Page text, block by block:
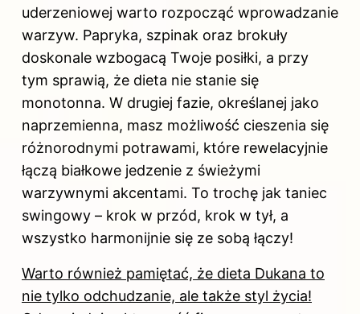
uderzeniowej warto rozpocząć wprowadzanie
warzyw. Papryka, szpinak oraz brokuły
doskonale wzbogacą Twoje posiłki, a przy
tym sprawią, że dieta nie stanie się
monotonna. W drugiej fazie, określanej jako
naprzemienna, masz możliwość cieszenia się
różnorodnymi potrawami, które rewelacyjnie
łączą białkowe jedzenie z świeżymi
warzywnymi akcentami. To trochę jak taniec
swingowy – krok w przód, krok w tył, a
wszystko harmonijnie się ze sobą łączy!
Warto również pamiętać, że dieta Dukana to
nie tylko odchudzanie, ale także styl życia!